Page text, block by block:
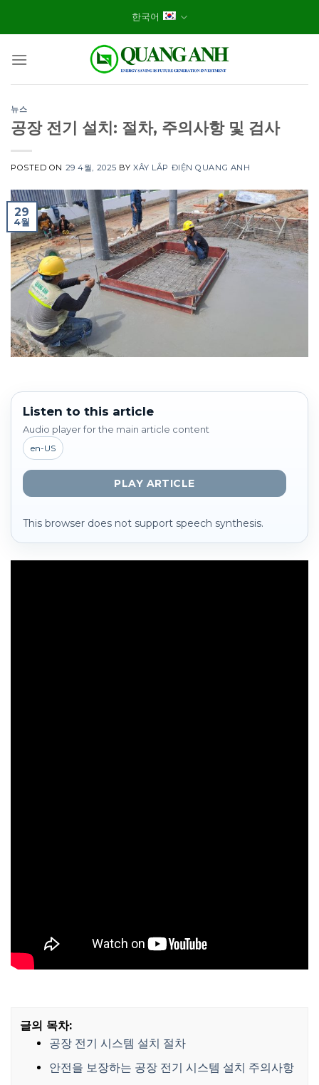
한국어
뉴스
공장 전기 설치: 절차, 주의사항 및 검사
POSTED ON 29 4월, 2025 BYXÂY LẮP ĐIỆN QUANG ANH
29
4월
Listen to this article
Audio player for the main article content
en-US
PLAY ARTICLE
This browser does not support speech synthesis.
글의 목차:
공장 전기 시스템 설치 절차
안전을 보장하는 공장 전기 시스템 설치 주의사항